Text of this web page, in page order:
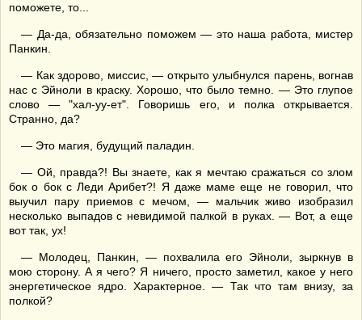
поможете, то...
— Да-да, обязательно поможем — это наша работа, мистер
Панкин.
— Как здорово, миссис, — открыто улыбнулся парень, вогнав
нас с Эйноли в краску. Хорошо, что было темно. — Это глупое
слово — "хал-уу-ет". Говоришь его, и полка открывается.
Странно, да?
— Это магия, будущий паладин.
— Ой, правда?! Вы знаете, как я мечтаю сражаться со злом
бок о бок с Леди Арибет?! Я даже маме еще не говорил, что
выучил пару приемов с мечом, — мальчик живо изобразил
несколько выпадов с невидимой палкой в руках. — Вот, а еще
вот так, ух!
— Молодец, Панкин, — похвалила его Эйноли, зыркнув в
мою сторону. А я чего? Я ничего, просто заметил, какое у него
энергетическое ядро. Характерное. — Так что там внизу, за
полкой?